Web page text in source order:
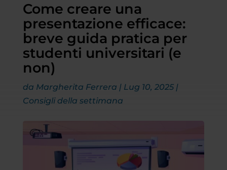
Come creare una
presentazione efficace:
breve guida pratica per
studenti universitari (e
non)
da Margherita Ferrera | Lug 10, 2025|
Consigli della settimana